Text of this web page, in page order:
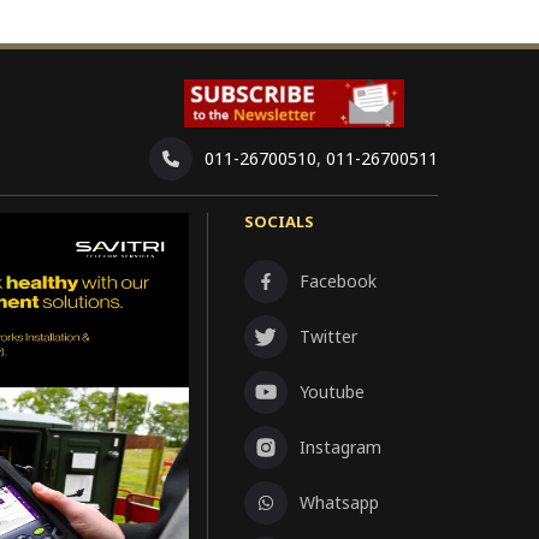
011-26700510, 011-26700511
SOCIALS
Facebook
Twitter
Youtube
Instagram
Whatsapp